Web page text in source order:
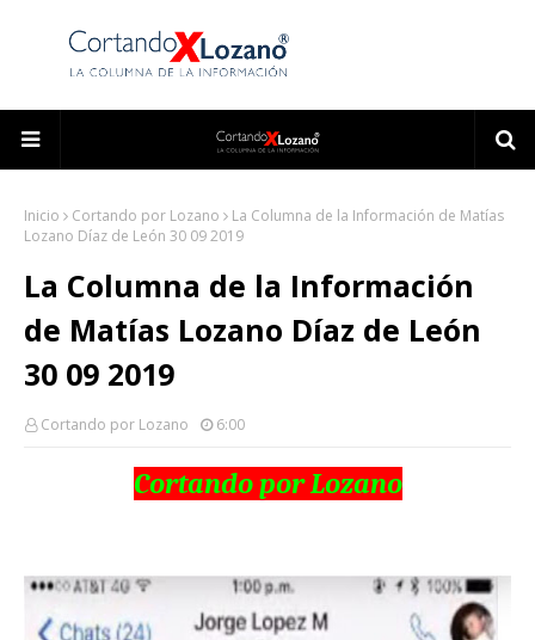
Inicio Cortando por Lozano
La Columna de la Información de Matías
Lozano Díaz de León 30 09 2019
La Columna de la Información
de Matías Lozano Díaz de León
30 09 2019
Cortando por Lozano 6:00
Cortando por Lozano